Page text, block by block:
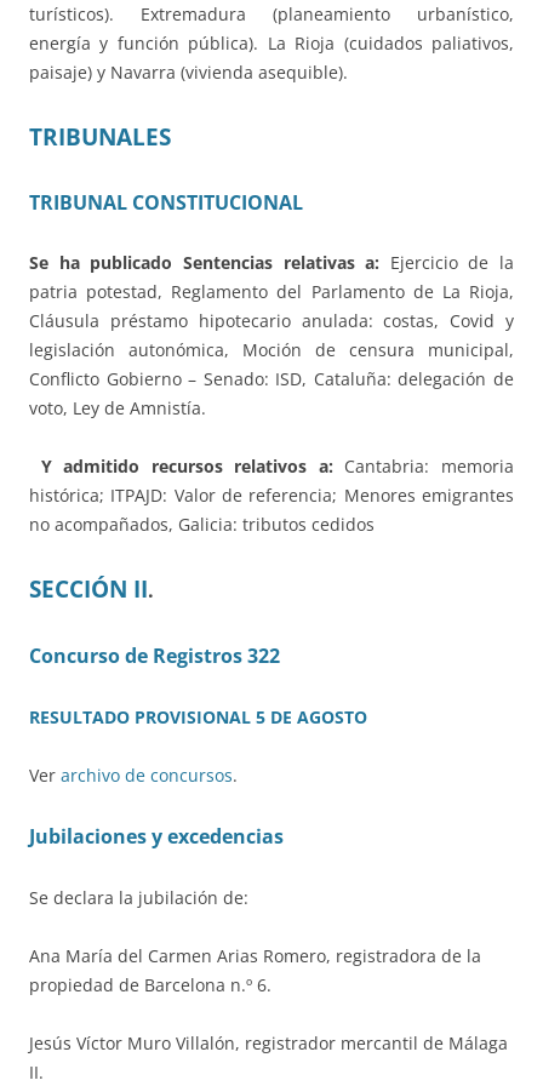
turísticos). Extremadura (planeamiento urbanístico,
energía y función pública). La Rioja (cuidados paliativos,
paisaje) y Navarra (vivienda asequible).
TRIBUNALES
TRIBUNAL CONSTITUCIONAL
Se ha publicado Sentencias relativas a: Ejercicio de la
patria potestad, Reglamento del Parlamento de La Rioja,
Cláusula préstamo hipotecario anulada: costas, Covid y
legislación autonómica, Moción de censura municipal,
Conflicto Gobierno – Senado: ISD, Cataluña: delegación de
voto, Ley de Amnistía.
Y admitido recursos relativos a: Cantabria: memoria
histórica; ITPAJD: Valor de referencia; Menores emigrantes
no acompañados, Galicia: tributos cedidos
SECCIÓN II.
Concurso de Registros 322
RESULTADO PROVISIONAL 5 DE AGOSTO
Ver archivo de concursos.
Jubilaciones y excedencias
Se declara la jubilación de:
Ana María del Carmen Arias Romero, registradora de la
propiedad de Barcelona n.º 6.
Jesús Víctor Muro Villalón, registrador mercantil de Málaga
II.